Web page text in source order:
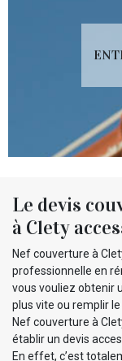
Le devis
à Clety
Nef couverture à
professionnelle en
vous vouliez obtenir
plus vite ou remplir
Nef couverture à
établir un devis
En effet, c’est